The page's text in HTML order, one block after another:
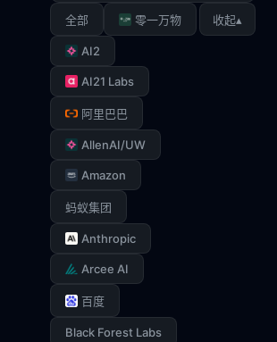
全部 零一万物
AI2
AI21 Labs
阿里巴巴
AllenAI/UW
Amazon
蚂蚁集团
Anthropic
Arcee AI
百度
Black Forest Labs
收起▴